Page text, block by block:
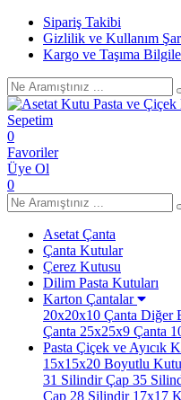
Sipariş Takibi
Gizlilik ve Kullanım
Kargo ve Taşıma
Sepetim
0
Favoriler
Üye Ol
0
Asetat Çanta
Çanta Kutular
Çerez Kutusu
Dilim Pasta Kutuları
Karton Çantalar
20x20x10 Çanta Diğer
Çanta 25x25x9 Çanta
Pasta Çiçek ve Ayıcık
15x15x20 Boyutlu
31 SilindirÇap 35
Çap 28 Silindir17x17